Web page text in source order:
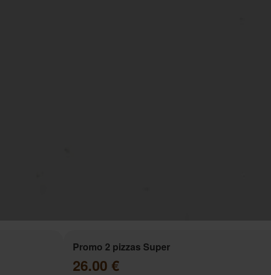
Promo 2 pizzas Super
26.00 €